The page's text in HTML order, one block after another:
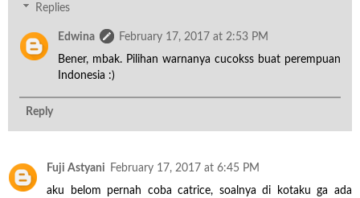
Replies
Edwina
February 17, 2017 at 2:53 PM
Bener, mbak. Pilihan warnanya cucokss buat perempuan
Indonesia :)
Reply
Fuji Astyani February 17, 2017 at 6:45 PM
aku belom pernah coba catrice, soalnya di kotaku ga ada